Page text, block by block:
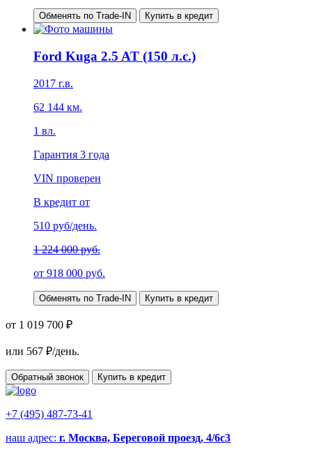
Обменять по Trade-IN Купить в кредит
Ford Kuga 2.5 AT (150 л.с.)
2017 г.в.
62 144 км.
1 вл.
Гарантия 3 года
VIN проверен
В кредит от
510 руб/день.
1 224 000 руб.
от 918 000 руб.
Обменять по Trade-IN Купить в кредит
от 1 019 700 ₽
или 567 ₽/день.
Обратный звонок Купить в кредит
+7 (495) 487-73-41
наш адрес: г. Москва, Береговой проезд, 4/6с3